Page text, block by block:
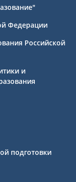
Федерации
Российской
и
подготовки